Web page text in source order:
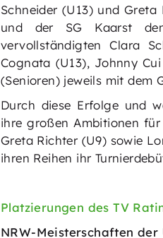
Schneider (U13) und
und der SG Kaarst
vervollständigten Clara
Cognata (U13), Johnny
(Senioren) jeweils mit dem
Durch diese Erfolge und
ihre großen Ambitionen
Greta Richter (U9) sowie
ihren Reihen ihr
Platzierungen des TV
NRW-Meisterschaften der